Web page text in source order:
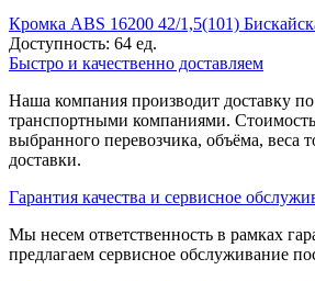
Кромка ABS 16200 42/1,5(101)
Доступность: 64 ед.
Быстро и качественно доставляем
Наша компания производит доставку
транспортными компаниями. Стоимость
выбранного перевозчика, объёма, веса
доставки.
Гарантия качества и сервисное
Мы несем ответственность в рамках
предлагаем сервисное обслуживание